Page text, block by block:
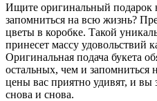
Ищите оригинальный подарок
запомниться на всю жизнь?
цветы в коробке. Такой
принесет массу
Оригинальная подача букета
остальных, чем и
цены вас приятно удивят, и вы
снова и снова.